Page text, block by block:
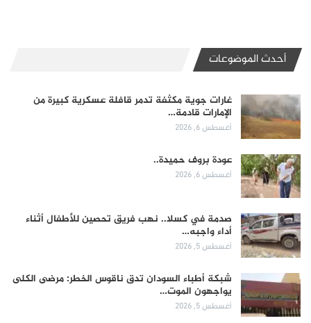
أحدث الموضوعات
غارات جوية مكثفة تدمر قافلة عسكرية كبيرة من
الإمارات قادمة…
أغسطس 6, 2026
عودة بروف حميدة..
أغسطس 6, 2026
صدمة في كسلا.. نهب فريق تحصين للأطفال أثناء
أداء واجبه…
أغسطس 5, 2026
شبكة أطباء السودان تدق ناقوس الخطر: مرضى الكلى
يواجهون الموت…
أغسطس 5, 2026